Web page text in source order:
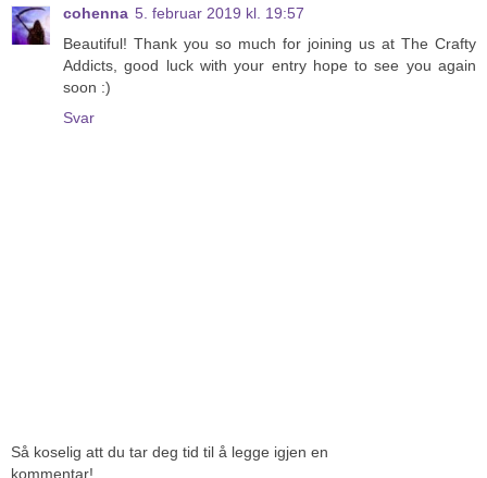
cohenna 5. februar 2019 kl. 19:57
Beautiful! Thank you so much for joining us at The Crafty
Addicts, good luck with your entry hope to see you again
soon :)
Svar
Så koselig att du tar deg tid til å legge igjen en
kommentar!